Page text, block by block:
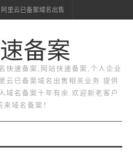
阿里云已备案域名出售
备案
快速备案,网站快速备案,个人企业
云已备案域名出售相关业务.提供
域名备案十年有余.欢迎新老客户
来域名备案！